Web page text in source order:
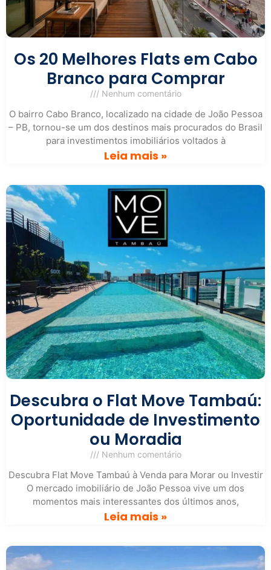
Os 20 Melhores Flats em Cabo
Branco para Comprar
Nenhum comentário
O bairro Cabo Branco, localizado na cidade de João Pessoa
– PB, tornou-se um dos destinos mais procurados do Brasil
para investimentos imobiliários voltados à
Leia mais »
Descubra o Flat Move Tambaú:
Oportunidade de Investimento
ou Moradia
Nenhum comentário
Descubra Flat Move Tambaú à Venda para Morar ou Investir
O mercado imobiliário de João Pessoa vive um dos
momentos mais interessantes dos últimos anos,
Leia mais »